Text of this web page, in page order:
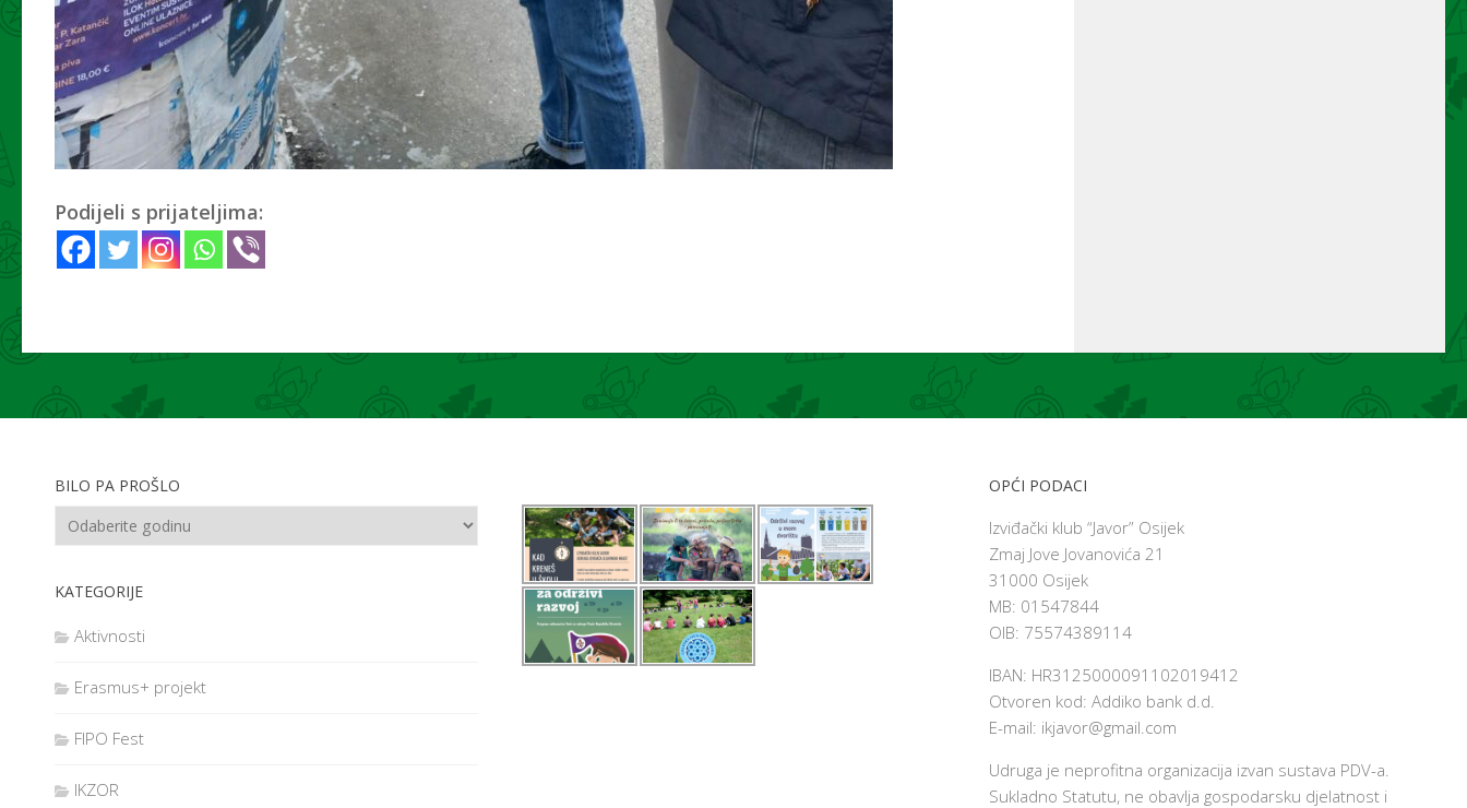
Podijeli s prijateljima:
BILO PA PROŠLO
KATEGORIJE
Aktivnosti
Erasmus+ projekt
FIPO Fest
IKZOR
OPĆI PODACI
Izviđački klub “Javor” Osijek
Zmaj Jove Jovanovića 21
31000 Osijek
MB: 01547844
OIB: 75574389114
IBAN: HR3125000091102019412
Otvoren kod: Addiko bank d.d.
E-mail: ikjavor@gmail.com
Udruga je neprofitna organizacija izvan sustava PDV-a.
Sukladno Statutu, ne obavlja gospodarsku djelatnost i